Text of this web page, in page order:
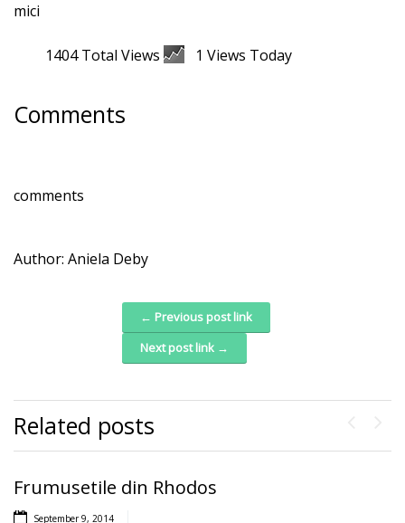
mici
1404 Total Views 1 Views Today
Comments
comments
Author: Aniela Deby
Post navigation← Previous post link
Next post link →
Related posts
Frumusetile din Rhodos
September 9, 2014
Tu ce computer ai?
September 1, 2014
Next